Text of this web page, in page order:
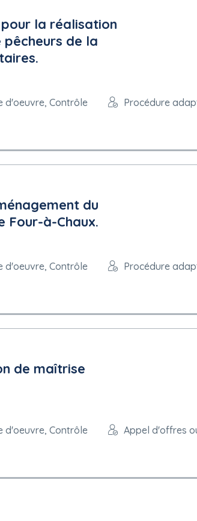
la réalisation
de la
d'oeuvre, Contrôle Procédure
du
Four-à-Chaux.
d'oeuvre, Contrôle Procédure
de maîtrise
d'oeuvre, Contrôle Appel d'offres